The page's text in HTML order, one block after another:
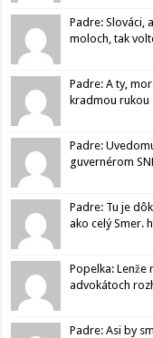
Padre: Slováci,
moloch, tak
Padre: A ty,
kradmou rukou
Padre:
guvernérom
Padre: Tu je
ako celý Smer.
Popelka:
advokátoch
Padre: Asi by